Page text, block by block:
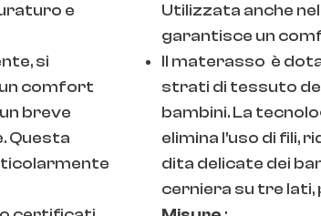
e
si
comfort
breve
Questa
Utilizzata anche
garantisce un
Il materasso è
strati di tessuto
bambini. La
elimina l'uso di fili,
dita delicate dei
cerniera su tre lati,